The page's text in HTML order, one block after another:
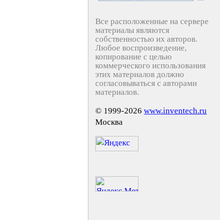
Все расположенные на сервере
материалы являются
собственностью их авторов.
Любое воспроизведение,
копирование с целью
коммерческого использования
этих материалов должно
согласовываться с авторами
материалов.
© 1999-2026 www.inventech.ru
Москва